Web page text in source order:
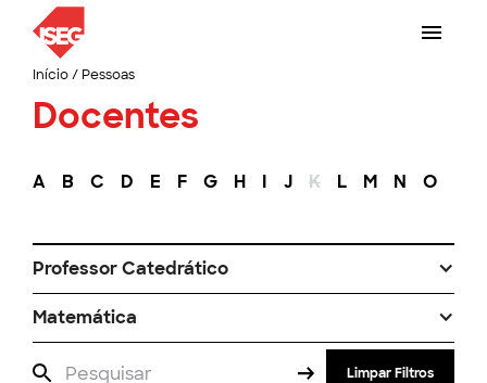
Início/ Pessoas
Docentes
A B C D E F G H I J K L M N O
Professor Catedrático
Matemática
Limpar Filtros